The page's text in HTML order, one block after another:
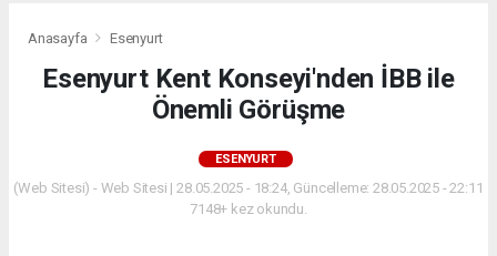
Anasayfa Esenyurt
Esenyurt Kent Konseyi'nden İBB ile
Önemli Görüşme
ESENYURT
(Web Sitesi) - Web Sitesi | 28.05.2025 - 18:24, Güncelleme: 28.05.2025 - 22:11
7148+ kez okundu.